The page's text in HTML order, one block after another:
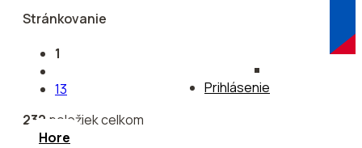
Prihlásenie
Stránkovanie
1
13
232 položiek celkom
Hore